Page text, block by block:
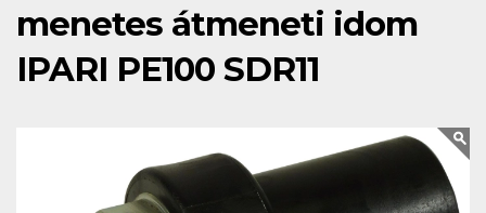
menetes átmeneti idom
IPARI PE100 SDR11